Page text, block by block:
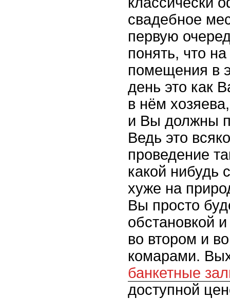
свадебное
первую
понять, что
помещения в
день это как
в нём
и Вы должны
Ведь это
проведение
какой нибудь
хуже на
Вы просто
обстановкой
во втором и
комарами.
банкетные
доступной